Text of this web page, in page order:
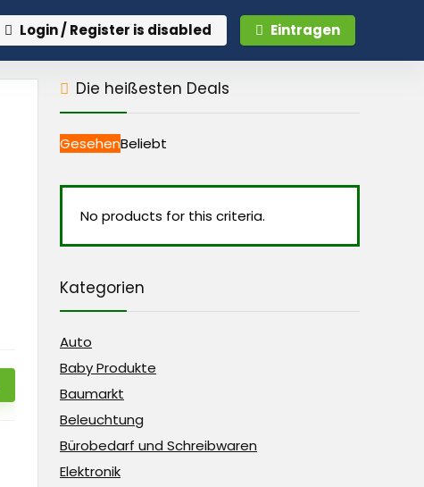
Login / Register is disabled Eintragen
Die heißesten Deals
GesehenBeliebt
No products for this criteria.
Kategorien
Auto
Baby Produkte
Baumarkt
Beleuchtung
Bürobedarf und Schreibwaren
Elektronik